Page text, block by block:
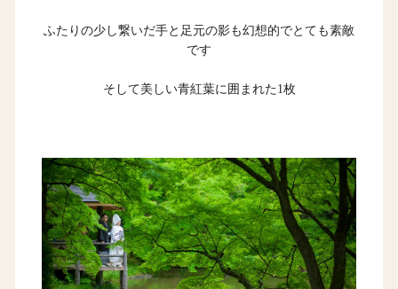
ふたりの少し繋いだ手と足元の影も幻想的でとても素敵
です
そして美しい青紅葉に囲まれた1枚